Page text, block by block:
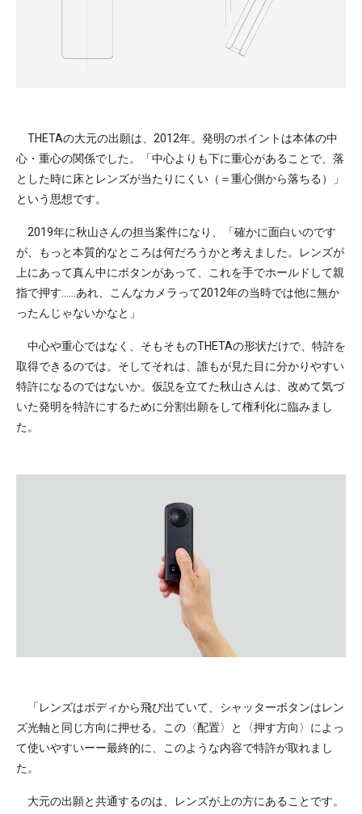
THETAの大元の出願は、2012年。発明のポイントは本体の中
心・重心の関係でした。「中心よりも下に重心があることで、落
とした時に床とレンズが当たりにくい（＝重心側から落ちる）」
という思想です。
2019年に秋山さんの担当案件になり、「確かに面白いのです
が、もっと本質的なところは何だろうかと考えました。レンズが
上にあって真ん中にボタンがあって、これを手でホールドして親
指で押す……あれ、こんなカメラって2012年の当時では他に無か
ったんじゃないかなと」
中心や重心ではなく、そもそものTHETAの形状だけで、特許を
取得できるのでは。そしてそれは、誰もが見た目に分かりやすい
特許になるのではないか。仮説を立てた秋山さんは、改めて気づ
いた発明を特許にするために分割出願をして権利化に臨みまし
た。
「レンズはボディから飛び出ていて、シャッターボタンはレン
ズ光軸と同じ方向に押せる。この〈配置〉と〈押す方向〉によっ
て使いやすいーー最終的に、このような内容で特許が取れまし
た。
大元の出願と共通するのは、レンズが上の方にあることです。